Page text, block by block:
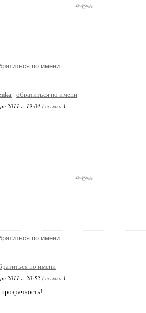
по имени
обратиться по имени
2011 г. 19:04 (ссылка )
по имени
по имени
2011 г. 20:52 (ссылка )
прозрачность!